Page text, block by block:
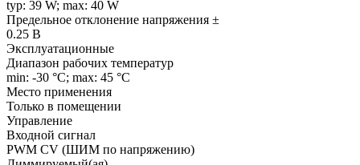
typ: 39 W; max: 40 W
Предельное отклонение напряжения ±
0.25 В
Эксплуатационные
Диапазон рабочих температур
min: -30 °C; max: 45 °C
Место применения
Только в помещении
Управление
Входной сигнал
PWM СV (ШИМ по напряжению)